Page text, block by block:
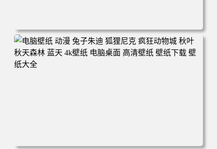
电脑壁纸 动漫 紫灵 冰清玉洁《凡人修仙传》4k壁纸 3840x2
160 电脑桌面 高清壁纸 壁纸下载 壁纸大全